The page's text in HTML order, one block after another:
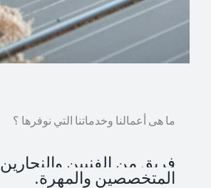
ما هى أعمالنا وخدماتنا التي نوفرها ؟
فريق من الفنيين والنجارين
المتخصصين والمهرة.